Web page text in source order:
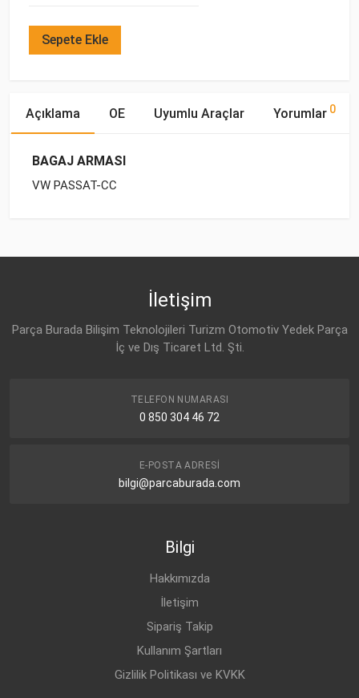
Sepete Ekle
Açıklama OE Uyumlu Araçlar Yorumlar 0
BAGAJ ARMASI
VW PASSAT-CC
İletişim
Parça Burada Bilişim Teknolojileri Turizm Otomotiv Yedek Parça
İç ve Dış Ticaret Ltd. Şti.
TELEFON NUMARASI
0 850 304 46 72
E-POSTA ADRESI
bilgi@parcaburada.com
Bilgi
Hakkımızda
İletişim
Sipariş Takip
Kullanım Şartları
Gizlilik Politikası ve KVKK